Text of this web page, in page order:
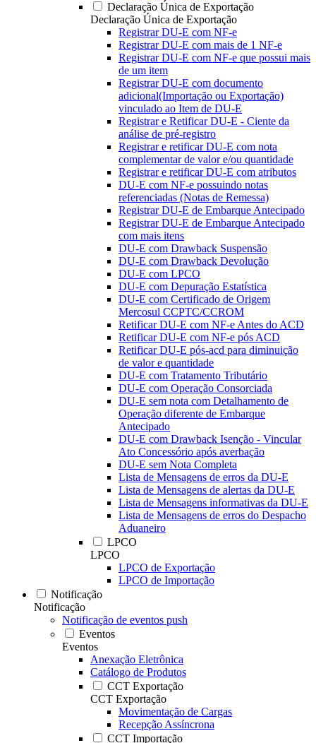
Declaração Única de Exportação
Declaração Única de Exportação
Registrar DU-E com NF-e
Registrar DU-E com mais de 1 NF-e
Registrar DU-E com NF-e que possui mais
de um item
Registrar DU-E com documento
adicional(Importação ou Exportação)
vinculado ao Item de DU-E
Registrar e Retificar DU-E - Ciente da
análise de pré-registro
Registrar e retificar DU-E com nota
complementar de valor e/ou quantidade
Registrar e retificar DU-E com atributos
DU-E com NF-e possuindo notas
referenciadas (Notas de Remessa)
Registrar DU-E de Embarque Antecipado
Registrar DU-E de Embarque Antecipado
com mais itens
DU-E com Drawback Suspensão
DU-E com Drawback Devolução
DU-E com LPCO
DU-E com Depuração Estatística
DU-E com Certificado de Origem
Mercosul CCPTC/CCROM
Retificar DU-E com NF-e Antes do ACD
Retificar DU-E com NF-e pós ACD
Retificar DU-E pós-acd para diminuição
de valor e quantidade
DU-E com Tratamento Tributário
DU-E com Operação Consorciada
DU-E sem nota com Detalhamento de
Operação diferente de Embarque
Antecipado
DU-E com Drawback Isenção - Vincular
Ato Concessório após averbação
DU-E sem Nota Completa
Lista de Mensagens de erros da DU-E
Lista de Mensagens de alertas da DU-E
Lista de Mensagens informativas da DU-E
Lista de Mensagens de erros do Despacho
Aduaneiro
LPCO
LPCO
LPCO de Exportação
LPCO de Importação
Notificação
Notificação
Notificação de eventos push
Eventos
Eventos
Anexação Eletrônica
Catálogo de Produtos
CCT Exportação
CCT Exportação
Movimentação de Cargas
Recepção Assíncrona
CCT Importação